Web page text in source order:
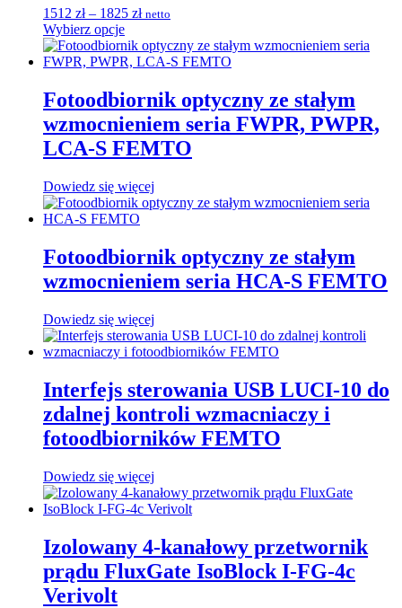
wybrać
na
stronie
produktu
1512 zł – 1825 złZakres
od
1512 zł
1825 zł
netto
Wybierz opcjeTen
produkt
ma
wariantów.
Opcje
można
wybrać
na
produktu
Fotoodbiornik optyczny ze stałym
wzmocnieniem seria FWPR, PWPR,
LCA-S FEMTO
Dowiedz się więcej
Fotoodbiornik optyczny ze stałym
wzmocnieniem seria HCA-S FEMTO
Dowiedz się więcej
Interfejs sterowania USB LUCI-10 do
zdalnej kontroli wzmacniaczy i
fotoodbiorników FEMTO
Dowiedz się więcej
Izolowany 4-kanałowy przetwornik
prądu FluxGate IsoBlock I-FG-4c
Verivolt